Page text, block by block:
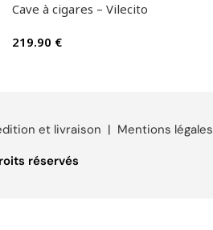
Cave à cigares – Vilecito
219.90 €
et livraison | Mentions légales
réservés